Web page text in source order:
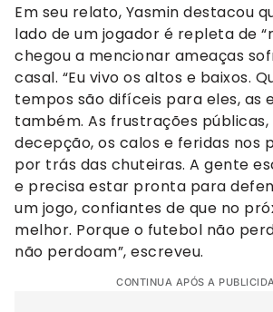
Em seu relato, Yasmin destacou
lado de um jogador é repleta de
chegou a mencionar ameaças
casal. “Eu vivo os altos e baixos.
tempos são difíceis para eles, as
também. As frustrações públicas,
decepção, os calos e feridas nos
por trás das chuteiras. A gente
e precisa estar pronta para
um jogo, confiantes de que no
melhor. Porque o futebol não
não perdoam”, escreveu.
CONTINUA APÓS A